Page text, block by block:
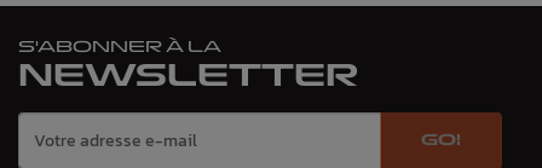
S'ABONNER À LA
NEWSLETTER
GO!